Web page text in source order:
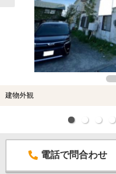
建物外観
電話で問合わせ